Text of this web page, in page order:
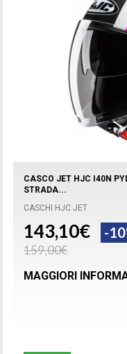
CASCO JET HJC I40N
STRADA...
CASCHI HJC JET
143,10€ -
159,00€
MAGGIORI